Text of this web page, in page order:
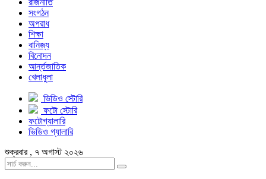
রাজনীতি
সংগঠন
অপরাধ
শিক্ষা
বানিজ্য
বিনোদন
আর্ন্তজাতিক
খেলাধুলা
ভিডিও স্টোরি
ফটো স্টোরি
ফটোগ্যালারি
ভিডিও গ্যালারি
শুক্রবার , ৭ অগাস্ট ২০২৬